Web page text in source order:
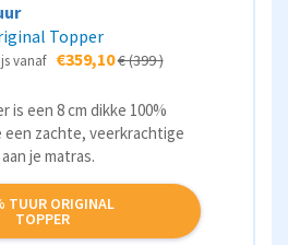
Topper
vanaf €359,10€ (399 )
is een 8 cm dikke 100%
zachte, veerkrachtige
je matras.
TUUR ORIGINAL
TOPPER